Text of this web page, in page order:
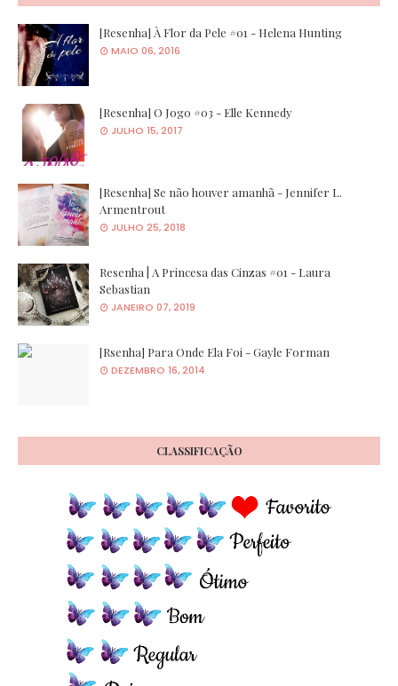
[Resenha] À Flor da Pele #01 - Helena Hunting
MAIO 06, 2016
[Resenha] O Jogo #03 - Elle Kennedy
JULHO 15, 2017
[Resenha] Se não houver amanhã - Jennifer L.
Armentrout
JULHO 25, 2018
Resenha | A Princesa das Cinzas #01 - Laura
Sebastian
JANEIRO 07, 2019
[Rsenha] Para Onde Ela Foi - Gayle Forman
DEZEMBRO 16, 2014
CLASSIFICAÇÃO